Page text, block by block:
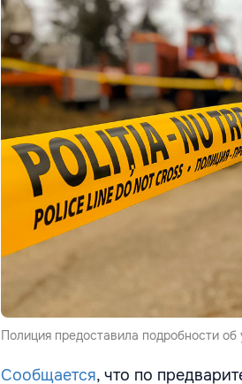
Полиция предоставила подробности
Сообщается, что по